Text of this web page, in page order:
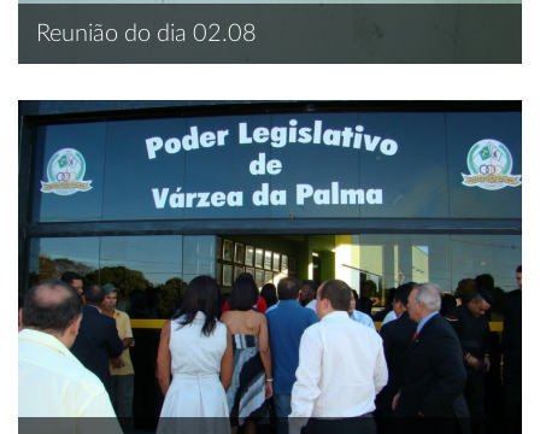
Reunião do dia 02.08